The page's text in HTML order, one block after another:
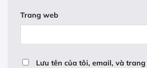
Trang web
Lưu tên của tôi, email, và